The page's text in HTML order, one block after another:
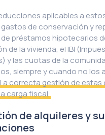
aplicables a
de conservación y
préstamos hipotecarios
de la vivienda, el IBI
y las cuotas de la
siempre y cuando no los
correcta gestión de
carga fiscal.
de alquileres y